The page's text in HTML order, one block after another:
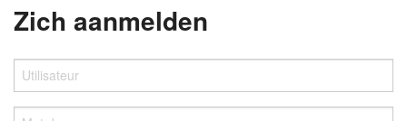
Zich aanmelden